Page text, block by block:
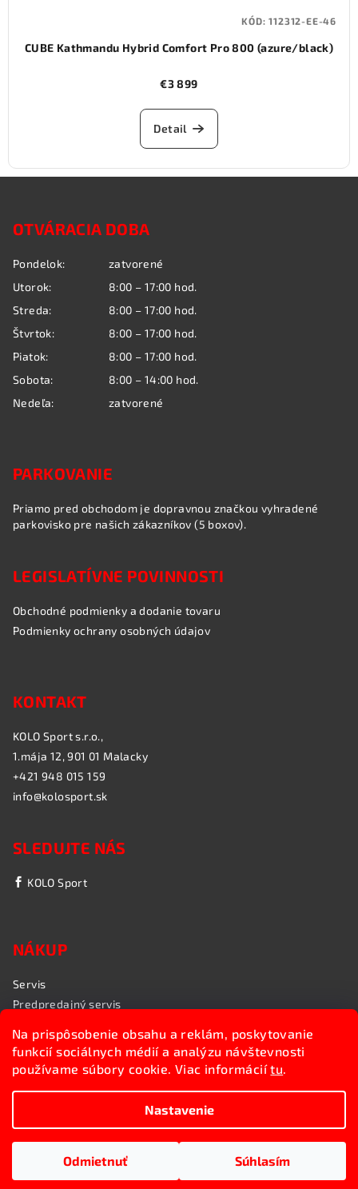
Na prispôsobenie obsahu a reklám, poskytovanie
funkcií sociálnych médií a analýzu návštevnosti
používame súbory cookie. Viac informáciítu.
Nastavenie
Odmietnuť Súhlasím
CUBE Kathmandu Hybrid Comfort Pro 800 (azure/black)
€3 899
Detail
KÓD:112312-EE-46
OTVÁRACIA DOBA
Pondelok:
zatvorené
Utorok:
8:00 – 17:00 hod.
Streda:
8:00 – 17:00 hod.
Štvrtok:
8:00 – 17:00 hod.
Piatok:
8:00 – 17:00 hod.
Sobota:
8:00 – 14:00 hod.
Nedeľa:
zatvorené
PARKOVANIE
Priamo pred obchodom je dopravnou značkou vyhradené
parkovisko pre našich zákazníkov (5 boxov).
LEGISLATÍVNE POVINNOSTI
Obchodné podmienky a dodanie tovaru
Podmienky ochrany osobných údajov
KONTAKT
KOLO Sport s.r.o.,
1.mája 12, 901 01 Malacky
+421 948 015 159
info@kolosport.sk
SLEDUJTE NÁS
KOLO Sport
NÁKUP
Servis
Predpredajný servis
Rozvoz bicyklov
Poradenstvo
Upraviť nastavenie cookies
Vytvoril Shoptet